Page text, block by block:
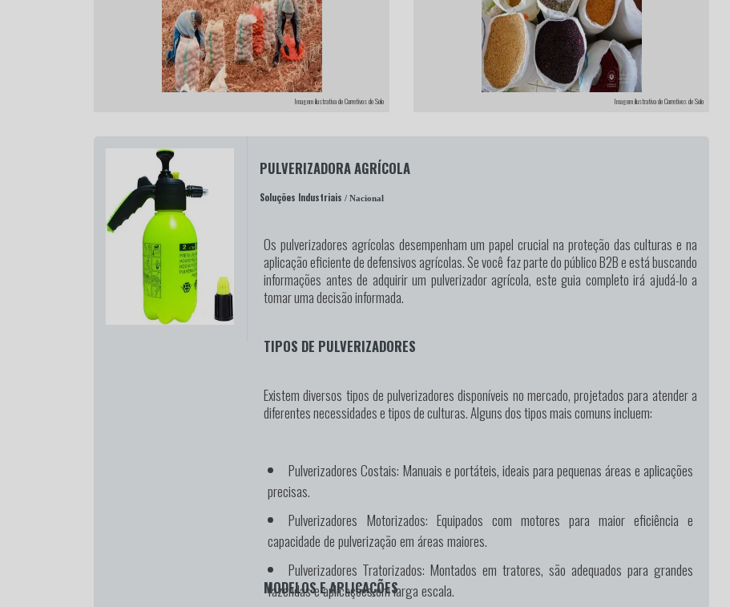
Imagem ilustrativa de Corretivos de Solo Imagem ilustrativa de Corretivos de Solo
PULVERIZADORA AGRÍCOLA
Soluções Industriais / Nacional
Os pulverizadores agrícolas desempenham um papel crucial na proteção das culturas e na
aplicação eficiente de defensivos agrícolas. Se você faz parte do público B2B e está buscando
informações antes de adquirir um pulverizador agrícola, este guia completo irá ajudá-lo a
tomar uma decisão informada.
TIPOS DE PULVERIZADORES
Existem diversos tipos de pulverizadores disponíveis no mercado, projetados para atender a
diferentes necessidades e tipos de culturas. Alguns dos tipos mais comuns incluem:
Pulverizadores Costais: Manuais e portáteis, ideais para pequenas áreas e aplicações
precisas.
Pulverizadores Motorizados: Equipados com motores para maior eficiência e
capacidade de pulverização em áreas maiores.
Pulverizadores Tratorizados: Montados em tratores, são adequados para grandes
fazendas e aplicações em larga escala.
MODELOS E APLICAÇÕES